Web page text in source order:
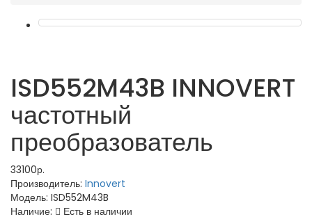
ISD552M43B INNOVERT
частотный
преобразователь
33100р.
Производитель: Innovert
Модель: ISD552M43B
Наличие:
Есть в наличии